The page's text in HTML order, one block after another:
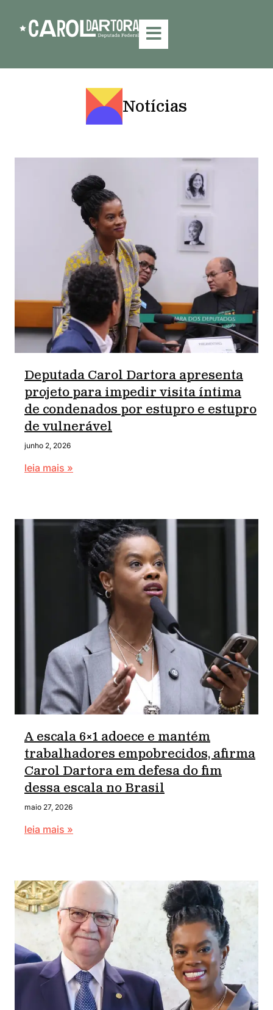
Notícias
Deputada Carol Dartora apresenta
projeto para impedir visita íntima
de condenados por estupro e estupro
de vulnerável
junho 2, 2026
leia mais »
A escala 6×1 adoece e mantém
trabalhadores empobrecidos, afirma
Carol Dartora em defesa do fim
dessa escala no Brasil
maio 27, 2026
leia mais »